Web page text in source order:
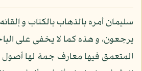
سليمان أمره بالذهاب بالكتاب و
يرجعون، و هذه كما لا يخفى على
المتعمق فيها معارف جمة لها